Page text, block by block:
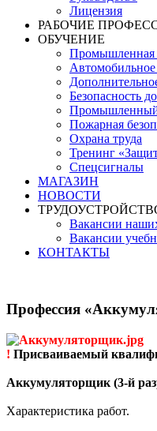
Лицензия
РАБОЧИЕ
ОБУЧЕНИЕ
Промышленная
Безопасность
Промышленный
Пожарная
Охрана труда
Тренинг
Спецсигналы
МАГАЗИН
НОВОСТИ
Вакансии
Вакансии
КОНТАКТЫ
Профессия
! Присваиваемый
Аккумуляторщик (3-й
Характеристика работ.